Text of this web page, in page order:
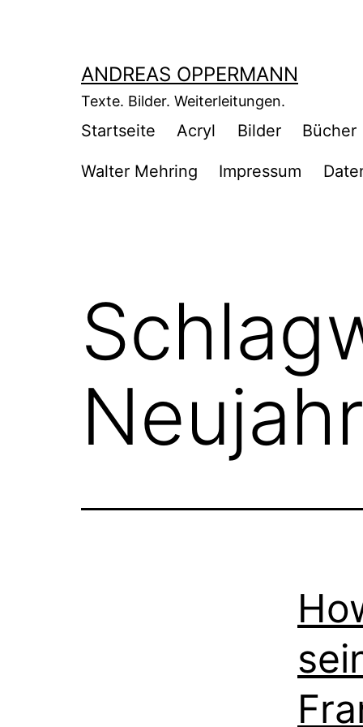
ANDREAS OPPERMANN
Texte. Bilder. Weiterleitungen.
Startseite Acryl Bilder Bücher
Walter Mehring Impressum